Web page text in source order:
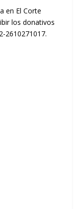
en El Corte
los donativos
2610271017.